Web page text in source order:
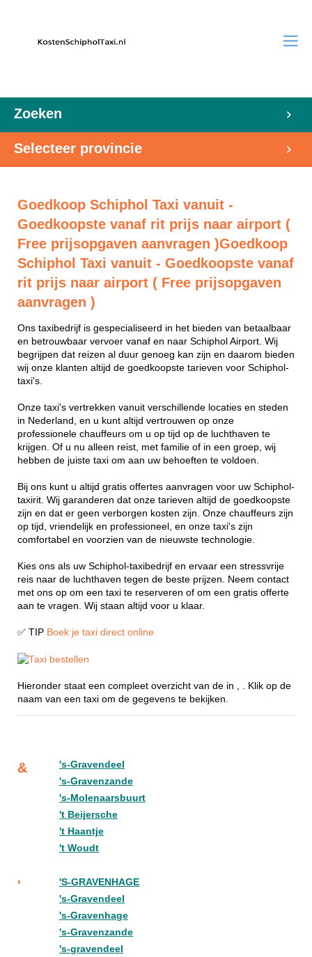
Zoeken
Selecteer provincie
Goedkoop Schiphol Taxi vanuit -
Goedkoopste vanaf rit prijs naar airport (
Free prijsopgaven aanvragen )Goedkoop
Schiphol Taxi vanuit - Goedkoopste vanaf
rit prijs naar airport ( Free prijsopgaven
aanvragen )
Ons taxibedrijf is gespecialiseerd in het bieden van betaalbaar
en betrouwbaar vervoer vanaf en naar Schiphol Airport. Wij
begrijpen dat reizen al duur genoeg kan zijn en daarom bieden
wij onze klanten altijd de goedkoopste tarieven voor Schiphol-
taxi's.
Onze taxi's vertrekken vanuit verschillende locaties en steden
in Nederland, en u kunt altijd vertrouwen op onze
professionele chauffeurs om u op tijd op de luchthaven te
krijgen. Of u nu alleen reist, met familie of in een groep, wij
hebben de juiste taxi om aan uw behoeften te voldoen.
Bij ons kunt u altijd gratis offertes aanvragen voor uw Schiphol-
taxirit. Wij garanderen dat onze tarieven altijd de goedkoopste
zijn en dat er geen verborgen kosten zijn. Onze chauffeurs zijn
op tijd, vriendelijk en professioneel, en onze taxi's zijn
comfortabel en voorzien van de nieuwste technologie.
Kies ons als uw Schiphol-taxibedrijf en ervaar een stressvrije
reis naar de luchthaven tegen de beste prijzen. Neem contact
met ons op om een taxi te reserveren of om een gratis offerte
aan te vragen. Wij staan altijd voor u klaar.
✅ TIP Boek je taxi direct online
Hieronder staat een compleet overzicht van de in , . Klik op de
naam van een taxi om de gegevens te bekijken.
&
's-Gravendeel
's-Gravenzande
's-Molenaarsbuurt
't Beijersche
't Haantje
't Woudt
'
'S-GRAVENHAGE
's-Gravendeel
's-Gravenhage
's-Gravenzande
's-gravendeel